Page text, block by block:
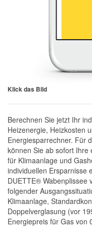
Klick das Bild
Berechnen Sie jetzt Ihr
Heizenergie, Heizkosten
Energiesparrechner. Für
können Sie ab sofort Ihre
für Klimaanlage und
individuellen Ersparnisse
DUETTE® Wabenplissee
folgender
Klimaanlage,
Doppelverglasung (vor
Energiepreis für Gas von